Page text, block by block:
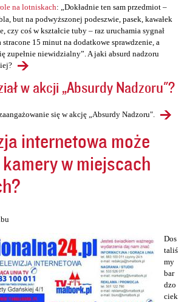
na lotniskach: „Dokładnie ten sam przedmiot –
but na podwyższonej podeszwie, pasek, kawałek
czy coś w kształcie tuby – raz uruchamia sygnał
15 minut na dodatkowe sprawdzenie, a
zupełnie niewidzialny”. A jaki absurd nadzoru
w akcji „Absurdy Nadzoru"?
się w akcję „Absurdy Nadzoru".
internetowa może
w miejscach
Dos
taliś
my
bar
dzo
ciek